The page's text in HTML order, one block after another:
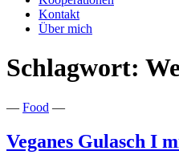
Kontakt
Über mich
Nia Latea
Schlagwort:
— Food —
Veganes Gulasch I